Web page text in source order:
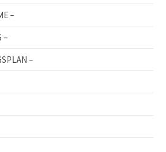
–
–
–